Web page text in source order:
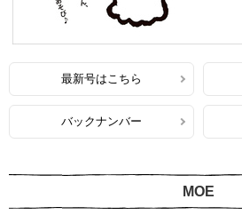
最新号はこちら
バックナンバー
MOE